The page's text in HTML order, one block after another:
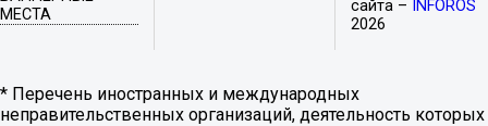
МЕСТА
сайта –
INFOROS
2026
* Перечень иностранных и международных
неправительственных организаций, деятельность которых